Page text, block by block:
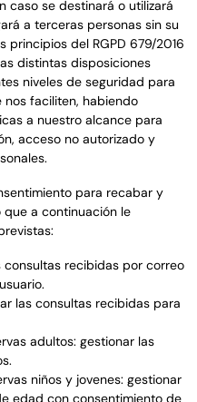
caso se destinará o utilizará
a terceras personas sin su
del RGPD 679/2016
distintas disposiciones
niveles de seguridad para
faciliten, habiendo
a nuestro alcance para
acceso no autorizado y
para recabar y
a continuación le
consultas recibidas por correo
las consultas recibidas para
adultos: gestionar las
niños y jovenes: gestionar
edad con consentimiento de